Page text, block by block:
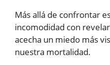
Más allá de confrontar
incomodidad con
acecha un miedo más
nuestra mortalidad.